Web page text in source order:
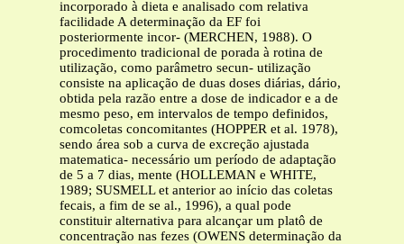
incorporado à dieta e analisado com relativa
facilidade A determinação da EF foi
posteriormente incor- (MERCHEN, 1988). O
procedimento tradicional de porada à rotina de
utilização, como parâmetro secun- utilização
consiste na aplicação de duas doses diárias, dário,
obtida pela razão entre a dose de indicador e a de
mesmo peso, em intervalos de tempo definidos,
comcoletas concomitantes (HOPPER et al. 1978),
sendo área sob a curva de excreção ajustada
matematica- necessário um período de adaptação
de 5 a 7 dias, mente (HOLLEMAN e WHITE,
1989; SUSMELL et anterior ao início das coletas
fecais, a fim de se al., 1996), a qual pode
constituir alternativa para alcançar um platô de
concentração nas fezes (OWENS determinação da